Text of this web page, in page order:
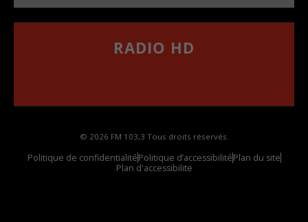
RADIO HD
© 2026 FM 103,3 Tous droits réservés.
Politique de confidentialitéPolitique d’accessibilitéPlan du site
Plan d'accessibilite